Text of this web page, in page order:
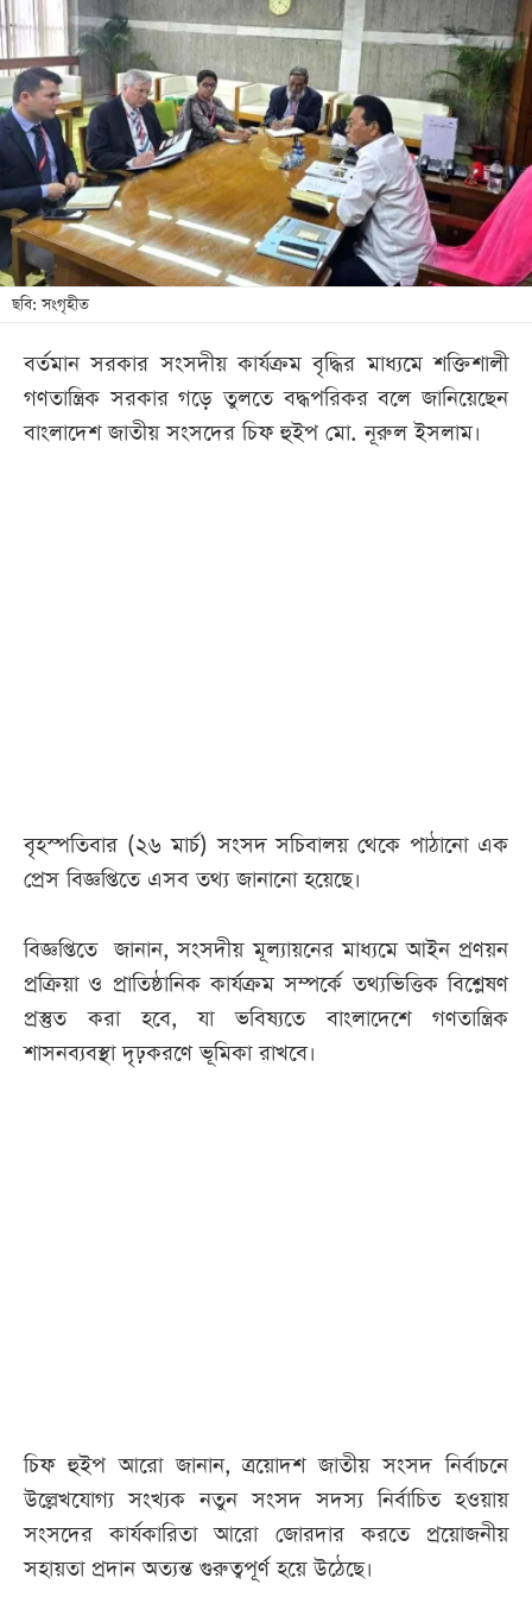
আজকের
পত্রিকা
ই-
পেপার
ছবি: সংগৃহীত
বর্তমান সরকার সংসদীয় কার্যক্রম বৃদ্ধির মাধ্যমে শক্তিশালী
গণতান্ত্রিক সরকার গড়ে তুলতে বদ্ধপরিকর বলে জানিয়েছেন
বাংলাদেশ জাতীয় সংসদের চিফ হুইপ মো. নূরুল ইসলাম।
বৃহস্পতিবার (২৬ মার্চ) সংসদ সচিবালয় থেকে পাঠানো এক
প্রেস বিজ্ঞপ্তিতে এসব তথ্য জানানো হয়েছে।
বিজ্ঞপ্তিতে জানান, সংসদীয় মূল্যায়নের মাধ্যমে আইন প্রণয়ন
প্রক্রিয়া ও প্রাতিষ্ঠানিক কার্যক্রম সম্পর্কে তথ্যভিত্তিক বিশ্লেষণ
প্রস্তুত করা হবে, যা ভবিষ্যতে বাংলাদেশে গণতান্ত্রিক
শাসনব্যবস্থা দৃঢ়করণে ভূমিকা রাখবে।
চিফ হুইপ আরো জানান, ত্রয়োদশ জাতীয় সংসদ নির্বাচনে
উল্লেখযোগ্য সংখ্যক নতুন সংসদ সদস্য নির্বাচিত হওয়ায়
সংসদের কার্যকারিতা আরো জোরদার করতে প্রয়োজনীয়
সহায়তা প্রদান অত্যন্ত গুরুত্বপূর্ণ হয়ে উঠেছে।